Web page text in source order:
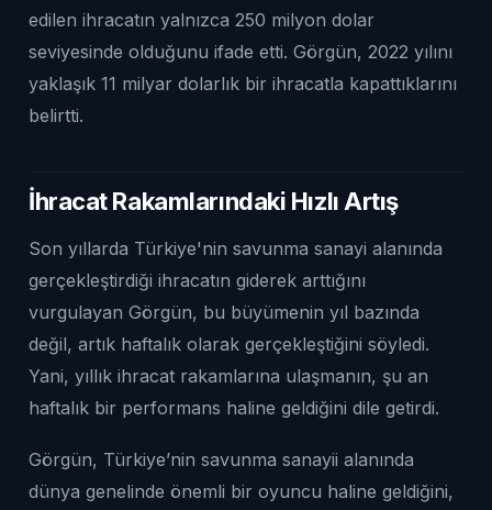
edilen ihracatın yalnızca 250 milyon dolar
seviyesinde olduğunu ifade etti. Görgün, 2022 yılını
yaklaşık 11 milyar dolarlık bir ihracatla kapattıklarını
belirtti.
İhracat Rakamlarındaki Hızlı Artış
Son yıllarda Türkiye'nin savunma sanayi alanında
gerçekleştirdiği ihracatın giderek arttığını
vurgulayan Görgün, bu büyümenin yıl bazında
değil, artık haftalık olarak gerçekleştiğini söyledi.
Yani, yıllık ihracat rakamlarına ulaşmanın, şu an
haftalık bir performans haline geldiğini dile getirdi.
Görgün, Türkiye’nin savunma sanayii alanında
dünya genelinde önemli bir oyuncu haline geldiğini,